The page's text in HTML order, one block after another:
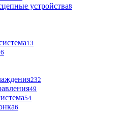
устройства8
13
232
49
54
6